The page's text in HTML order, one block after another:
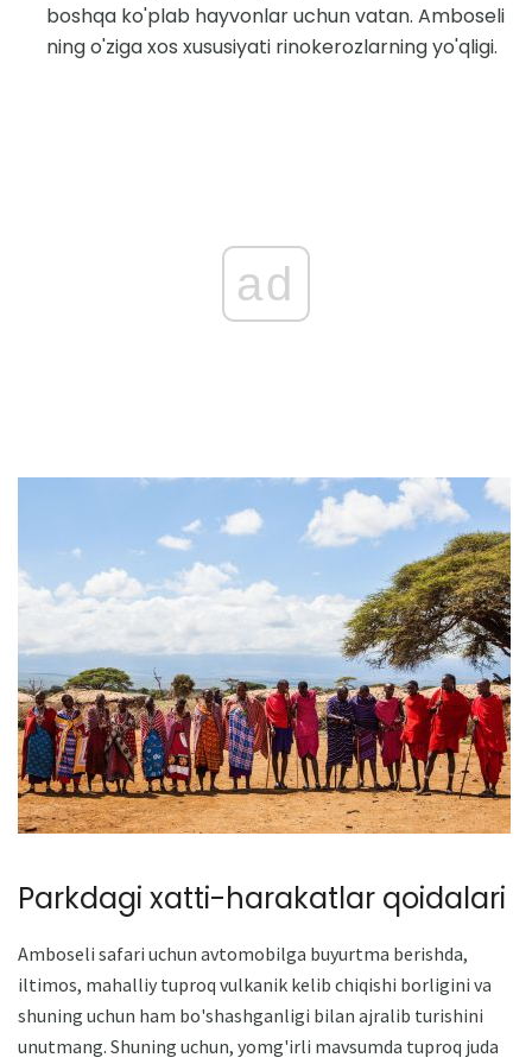
boshqa ko'plab hayvonlar uchun vatan. Amboseli
ning o'ziga xos xususiyati rinokerozlarning yo'qligi.
ad
Parkdagi xatti-harakatlar qoidalari
Amboseli safari uchun avtomobilga buyurtma berishda,
iltimos, mahalliy tuproq vulkanik kelib chiqishi borligini va
shuning uchun ham bo'shashganligi bilan ajralib turishini
unutmang. Shuning uchun, yomg'irli mavsumda tuproq juda